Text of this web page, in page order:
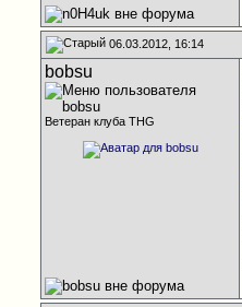
06.03.2012, 16:14
bobsu
Ветеран клуба THG